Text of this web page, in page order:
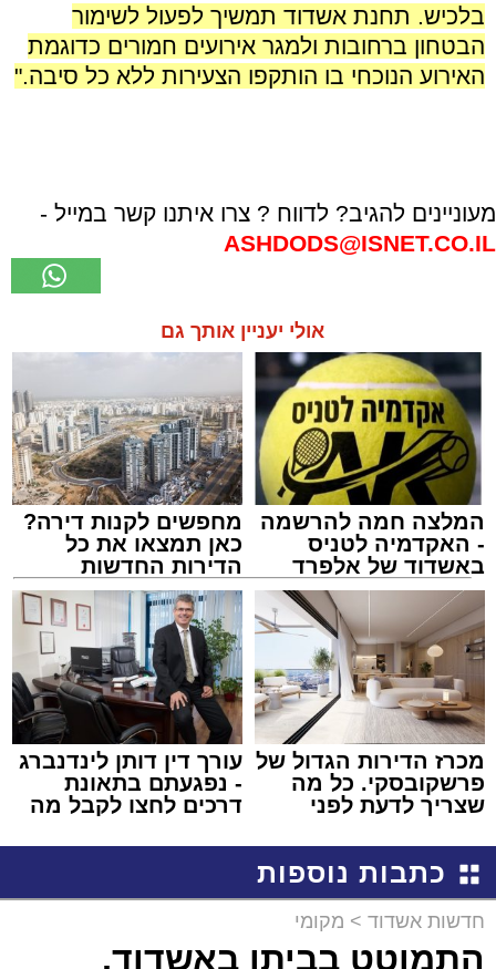
בלכיש. תחנת אשדוד תמשיך לפעול לשימור
הבטחון ברחובות ולמגר אירועים חמורים כדוגמת
האירוע הנוכחי בו הותקפו הצעירות ללא כל סיבה."
מעוניינים להגיב? לדווח ? צרו איתנו קשר במייל -
ASHDODS@ISNET.CO.IL
אולי יעניין אותך גם
המלצה חמה להרשמה
- האקדמיה לטניס
באשדוד של אלפרד
קריאולנסקי - לילדים
מחפשים לקנות דירה?
כאן תמצאו את כל
הדירות החדשות
למכירה באשדוד >>>
מכרז הדירות הגדול של
פרשקובסקי. כל מה
שצריך לדעת לפני
באשדוד
עורך דין דותן לינדנברג
- נפגעתם בתאונת
דרכים לחצו לקבל מה
כתבות נוספות
חדשות אשדוד > מקומי
התמוטט בביתו באשדוד,